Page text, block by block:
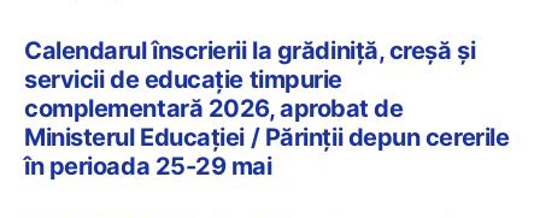
Calendarul înscrierii la grădiniță, creșă și
servicii de educație timpurie
complementară 2026, aprobat de
Ministerul Educației / Părinții depun cererile
în perioada 25-29 mai